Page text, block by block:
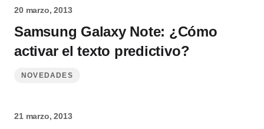
20 marzo, 2013
Samsung Galaxy Note: ¿Cómo
activar el texto predictivo?
NOVEDADES
21 marzo, 2013